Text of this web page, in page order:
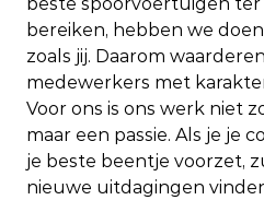
bereiken, hebben we
zoals jij. Daarom
medewerkers met
Voor ons is ons werk niet
maar een passie. Als je je
je beste beentje voorzet,
nieuwe uitdagingen